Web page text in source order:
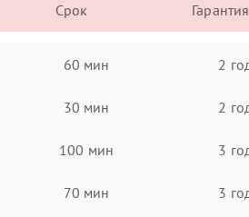
Срок Гарантия
60 мин 2
30 мин 2
100 мин 3
70 мин 3